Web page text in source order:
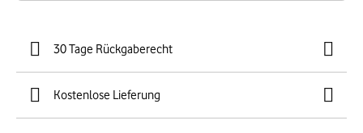
30 Tage Rückgaberecht
Kostenlose Lieferung